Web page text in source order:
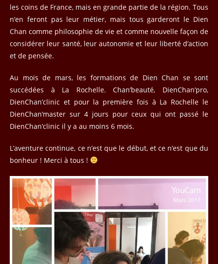
les coins de France, mais en grande partie de la région. Tous
n’en feront pas leur métier, mais tous garderont le Dien
Chan comme philosophie de vie et comme nouvelle façon de
considérer leur santé, leur autonomie et leur liberté d’action
et de pensée.
Au mois de mars, les formations de Dien Chan se sont
succédées à La Rochelle. Chan’beauté, DienChan’pro,
DienChan’clinic et pour la première fois à La Rochelle le
DienChan’master sur 4 jours pour ceux qui ont passé le
DienChan’clinic il y a au moins 6 mois.
L’aventure continue, ce n’est que le début, et ce n’est que du
bonheur ! Merci à tous !